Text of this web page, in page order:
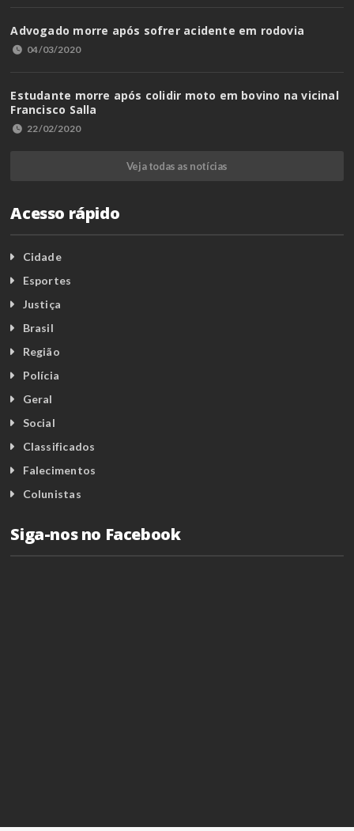
Advogado morre após sofrer acidente em rodovia
04/03/2020
Estudante morre após colidir moto em bovino na vicinal
Francisco Salla
22/02/2020
Veja todas as notícias
Acesso rápido
Cidade
Esportes
Justiça
Brasil
Região
Polícia
Geral
Social
Classificados
Falecimentos
Colunistas
Siga-nos no Facebook